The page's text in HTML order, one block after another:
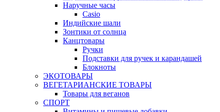
Наручные часы
Casio
Индийские шали
Зонтики от солнца
Канцтовары
Ручки
Подставки для ручек и карандашей
Блокноты
ЭКОТОВАРЫ
ВЕГЕТАРИАНСКИЕ ТОВАРЫ
Товары для веганов
СПОРТ